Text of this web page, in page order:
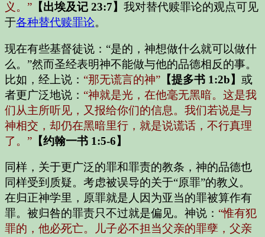
义。” 【出埃及记 23:7】 我对替代赎罪论的观点可见
于各种替代赎罪论。
现在有些基督徒说： “是的，神想做什么就可以做什
么。”然而圣经表明神不能做与他的品德相反的事。
比如，经上说： “那无谎言的神” 【提多书 1:2b】 或
者更广泛地说： “神就是光，在他毫无黑暗。这是我
们从主所听见，又报给你们的信息。我们若说是与
神相交，却仍在黑暗里行，就是说谎话，不行真理
了。” 【约翰一书 1:5-6】
同样，关于更广泛的罪和罪责的教条，神的品德也
同样受到质疑。考虑被误导的关于“原罪”的教义。
在归正神学里，原罪就是人因为亚当的罪被算作有
罪。被归咎的罪责只不过就是偏见。神说： “惟有犯
罪的，他必死亡。儿子必不担当父亲的罪孽，父亲